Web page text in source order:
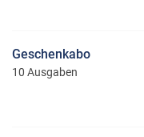
Geschenkabo
10 Ausgaben